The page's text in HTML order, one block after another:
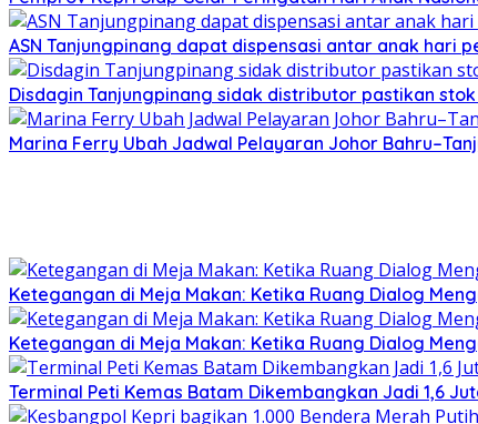
ASN Tanjungpinang dapat dispensasi antar anak hari
Disdagin Tanjungpinang sidak distributor pastikan
Marina Ferry Ubah Jadwal Pelayaran Johor
Ketegangan di Meja Makan: Ketika Ruang Dialog
Ketegangan di Meja Makan: Ketika Ruang Dialog
Terminal Peti Kemas Batam Dikembangkan Jadi 1,6